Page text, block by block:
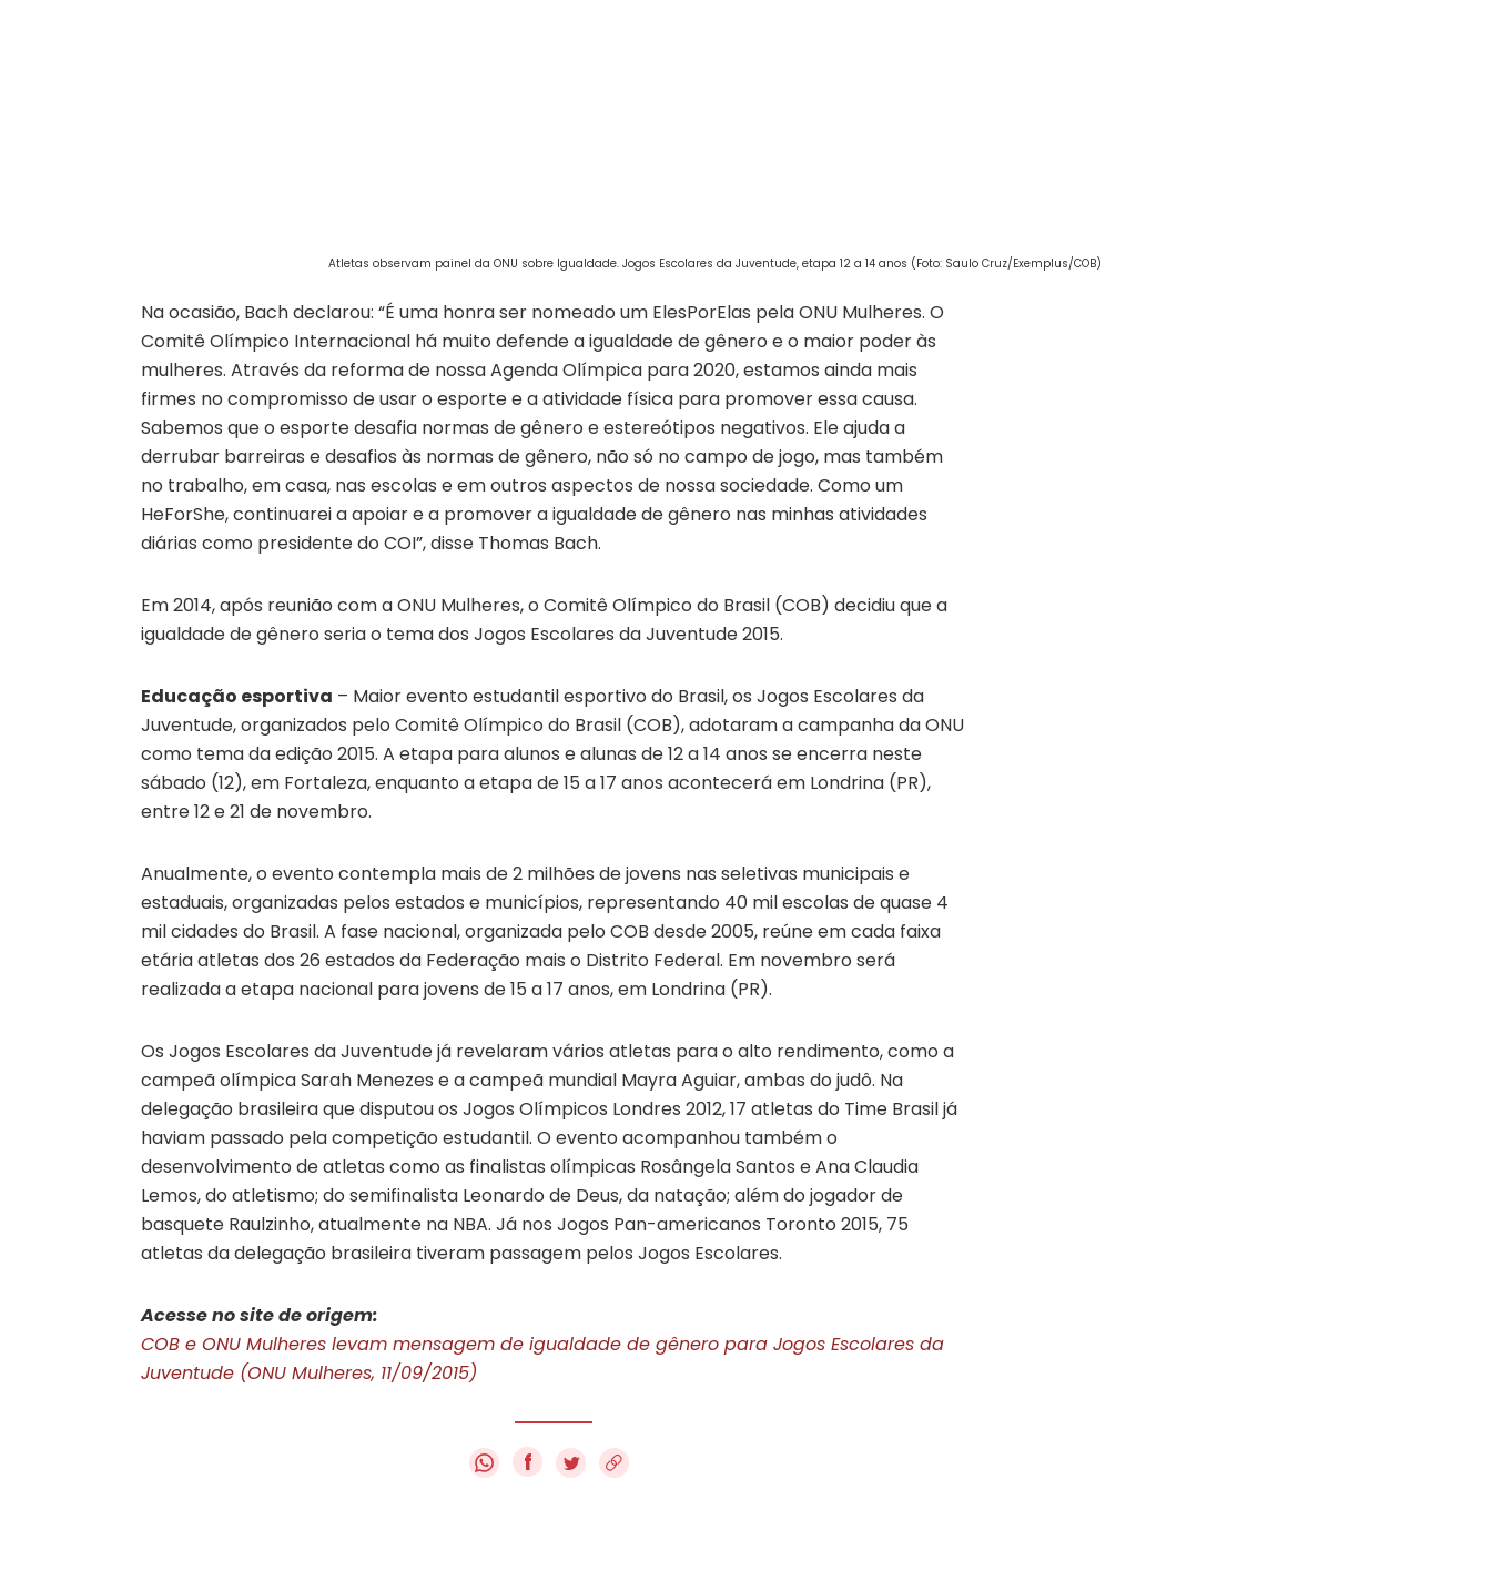
Atletas observam painel da ONU sobre Igualdade. Jogos Escolares da Juventude, etapa 12 a 14 anos (Foto: Saulo Cruz/Exemplus/COB)
Na ocasião, Bach declarou: “É uma honra ser nomeado um ElesPorElas pela ONU Mulheres. O
Comitê Olímpico Internacional há muito defende a igualdade de gênero e o maior poder às
mulheres. Através da reforma de nossa Agenda Olímpica para 2020, estamos ainda mais
firmes no compromisso de usar o esporte e a atividade física para promover essa causa.
Sabemos que o esporte desafia normas de gênero e estereótipos negativos. Ele ajuda a
derrubar barreiras e desafios às normas de gênero, não só no campo de jogo, mas também
no trabalho, em casa, nas escolas e em outros aspectos de nossa sociedade. Como um
HeForShe, continuarei a apoiar e a promover a igualdade de gênero nas minhas atividades
diárias como presidente do COI”, disse Thomas Bach.
Em 2014, após reunião com a ONU Mulheres, o Comitê Olímpico do Brasil (COB) decidiu que a
igualdade de gênero seria o tema dos Jogos Escolares da Juventude 2015.
Educação esportiva – Maior evento estudantil esportivo do Brasil, os Jogos Escolares da
Juventude, organizados pelo Comitê Olímpico do Brasil (COB), adotaram a campanha da ONU
como tema da edição 2015. A etapa para alunos e alunas de 12 a 14 anos se encerra neste
sábado (12), em Fortaleza, enquanto a etapa de 15 a 17 anos acontecerá em Londrina (PR),
entre 12 e 21 de novembro.
Anualmente, o evento contempla mais de 2 milhões de jovens nas seletivas municipais e
estaduais, organizadas pelos estados e municípios, representando 40 mil escolas de quase 4
mil cidades do Brasil. A fase nacional, organizada pelo COB desde 2005, reúne em cada faixa
etária atletas dos 26 estados da Federação mais o Distrito Federal. Em novembro será
realizada a etapa nacional para jovens de 15 a 17 anos, em Londrina (PR).
Os Jogos Escolares da Juventude já revelaram vários atletas para o alto rendimento, como a
campeã olímpica Sarah Menezes e a campeã mundial Mayra Aguiar, ambas do judô. Na
delegação brasileira que disputou os Jogos Olímpicos Londres 2012, 17 atletas do Time Brasil já
haviam passado pela competição estudantil. O evento acompanhou também o
desenvolvimento de atletas como as finalistas olímpicas Rosângela Santos e Ana Claudia
Lemos, do atletismo; do semifinalista Leonardo de Deus, da natação; além do jogador de
basquete Raulzinho, atualmente na NBA. Já nos Jogos Pan-americanos Toronto 2015, 75
atletas da delegação brasileira tiveram passagem pelos Jogos Escolares.
Acesse no site de origem:
COB e ONU Mulheres levam mensagem de igualdade de gênero para Jogos Escolares da
Juventude (ONU Mulheres, 11/09/2015)
f